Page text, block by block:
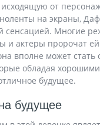
от
на экраны,
сенсацией. Многие
и актеры пророчат ей
вполне может стать
обладая
будущее.
будущее